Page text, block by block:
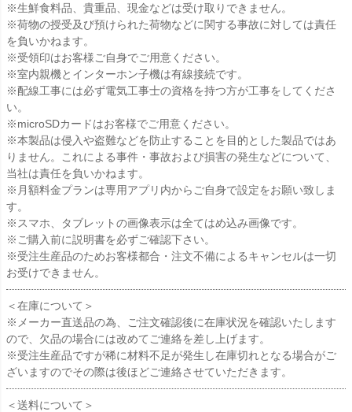
※生鮮食料品、貴重品、現金などは受け取りできません。
※荷物の授受及び預けられた荷物などに関する事故に対しては責任
を負いかねます。
※受領印はお客様ご自身でご用意ください。
※室内親機とインターホン子機は有線接続です。
※配線工事には必ず電気工事士の資格を持つ方が工事をしてくださ
い。
※microSDカードはお客様でご用意ください。
※本製品は侵入や盗難などを防止することを目的とした製品ではあ
りません。これによる事件・事故および損害の発生などについて、
当社は責任を負いかねます。
※月額料金プランは専用アプリ内からご自身で設定をお願い致しま
す。
※スマホ、タブレットの画像表示は全てはめ込み画像です。
※ご購入前に説明書を必ずご確認下さい。
※受注生産品のためお客様都合・注文不備によるキャンセルは一切
お受けできません。
＜在庫について＞
※メーカー直送品の為、ご注文確認後に在庫状況を確認いたします
ので、欠品の場合には改めてご連絡を差し上げます。
※受注生産品ですが稀に材料不足が発生し在庫切れとなる場合がご
ざいますのでその際は後ほどご連絡させていただきます。
＜送料について＞